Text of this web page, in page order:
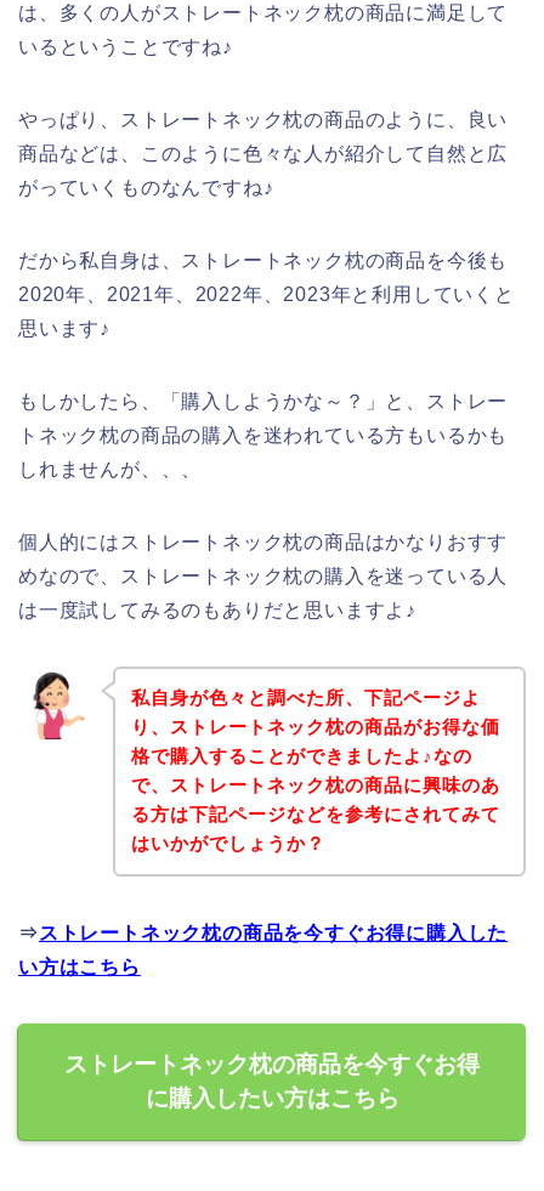
は、多くの人がストレートネック枕の商品に満足して
いるということですね♪
やっぱり、ストレートネック枕の商品のように、良い
商品などは、このように色々な人が紹介して自然と広
がっていくものなんですね♪
だから私自身は、ストレートネック枕の商品を今後も
2020年、2021年、2022年、2023年と利用していくと
思います♪
もしかしたら、「購入しようかな～？」と、ストレー
トネック枕の商品の購入を迷われている方もいるかも
しれませんが、、、
個人的にはストレートネック枕の商品はかなりおすす
めなので、ストレートネック枕の購入を迷っている人
は一度試してみるのもありだと思いますよ♪
私自身が色々と調べた所、下記ページよ
り、ストレートネック枕の商品がお得な価
格で購入することができましたよ♪なの
で、ストレートネック枕の商品に興味のあ
る方は下記ページなどを参考にされてみて
はいかがでしょうか？
⇒ ストレートネック枕の商品を今すぐお得に購入した
い方はこちら
ストレートネック枕の商品を今すぐお得
に購入したい方はこちら